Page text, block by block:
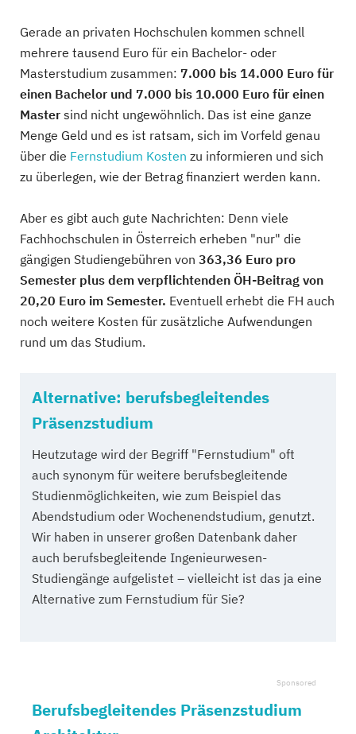
Gerade an privaten Hochschulen kommen schnell
mehrere tausend Euro für ein Bachelor- oder
Masterstudium zusammen: 7.000 bis 14.000 Euro für
einen Bachelor und 7.000 bis 10.000 Euro für einen
Master sind nicht ungewöhnlich. Das ist eine ganze
Menge Geld und es ist ratsam, sich im Vorfeld genau
über die Fernstudium Kosten zu informieren und sich
zu überlegen, wie der Betrag finanziert werden kann.
Aber es gibt auch gute Nachrichten: Denn viele
Fachhochschulen in Österreich erheben "nur" die
gängigen Studiengebühren von 363,36 Euro pro
Semester plus dem verpflichtenden ÖH-Beitrag von
20,20 Euro im Semester. Eventuell erhebt die FH auch
noch weitere Kosten für zusätzliche Aufwendungen
rund um das Studium.
Alternative: berufsbegleitendes
Präsenzstudium
Heutzutage wird der Begriff "Fernstudium" oft
auch synonym für weitere berufsbegleitende
Studienmöglichkeiten, wie zum Beispiel das
Abendstudium oder Wochenendstudium, genutzt.
Wir haben in unserer großen Datenbank daher
auch berufsbegleitende Ingenieurwesen-
Studiengänge aufgelistet – vielleicht ist das ja eine
Alternative zum Fernstudium für Sie?
Berufsbegleitendes Präsenzstudium